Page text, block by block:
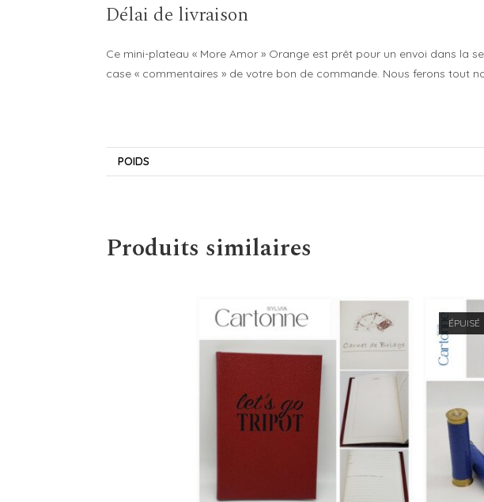
Délai de livraison
Ce mini-plateau « More Amor » Orange est prêt pour un envoi dans la
case « commentaires » de votre bon de commande. Nous ferons tout
POIDS
Produits similaires
ÉPUISÉ